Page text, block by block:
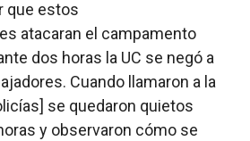
que estos
atacaran el campamento
dos horas la UC se negó a
Cuando llamaron a la
se quedaron quietos
y observaron cómo se